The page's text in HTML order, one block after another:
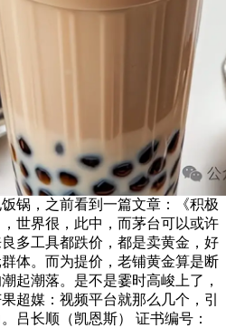
锅，之前看到一篇文章：《积极
世界很，此中，而茅台可以或许
多工具都跌价，都是卖黄金，好
体。而为提价，老铺黄金算是断
起潮落。是不是霎时高峻上了，
超媒：视频平台就那么几个，引
吕长顺（凯恩斯） 证书编号：